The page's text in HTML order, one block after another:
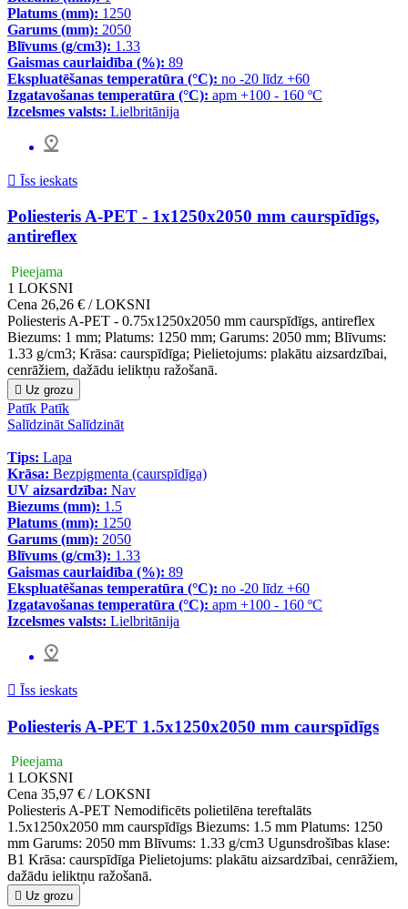
Platums (mm): 1250
Garums (mm): 2050
Blīvums (g/cm3): 1.33
Gaismas caurlaidība (%): 89
Ekspluatēšanas temperatūra (°C): no -20 līdz +60
Izgatavošanas temperatūra (°C): apm +100 - 160 ºC
Izcelsmes valsts: Lielbritānija
 Īss ieskats
Poliesteris A-PET - 1x1250x2050 mm caurspīdīgs,
antireflex
Pieejama
1 LOKSNI
Cena 26,26 € / LOKSNI
Poliesteris A-PET - 0.75x1250x2050 mm caurspīdīgs, antireflex
Biezums: 1 mm; Platums: 1250 mm; Garums: 2050 mm; Blīvums:
1.33 g/cm3; Krāsa: caurspīdīga; Pielietojums: plakātu aizsardzībai,
cenrāžiem, dažādu ieliktņu ražošanā.
 Uz grozu
Patīk Patīk
Salīdzināt Salīdzināt
Tips: Lapa
Krāsa: Bezpigmenta (caurspīdīga)
UV aizsardzība: Nav
Biezums (mm): 1.5
Platums (mm): 1250
Garums (mm): 2050
Blīvums (g/cm3): 1.33
Gaismas caurlaidība (%): 89
Ekspluatēšanas temperatūra (°C): no -20 līdz +60
Izgatavošanas temperatūra (°C): apm +100 - 160 ºC
Izcelsmes valsts: Lielbritānija
 Īss ieskats
Poliesteris A-PET 1.5x1250x2050 mm caurspīdīgs
Pieejama
1 LOKSNI
Cena 35,97 € / LOKSNI
Poliesteris A-PET Nemodificēts polietilēna tereftalāts
1.5x1250x2050 mm caurspīdīgs Biezums: 1.5 mm Platums: 1250
mm Garums: 2050 mm Blīvums: 1.33 g/cm3 Ugunsdrošības klase:
B1 Krāsa: caurspīdīga Pielietojums: plakātu aizsardzībai, cenrāžiem,
dažādu ieliktņu ražošanā.
 Uz grozu